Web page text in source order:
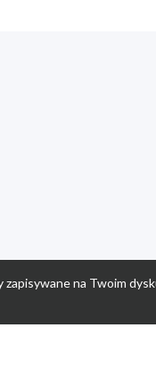
na Twoim